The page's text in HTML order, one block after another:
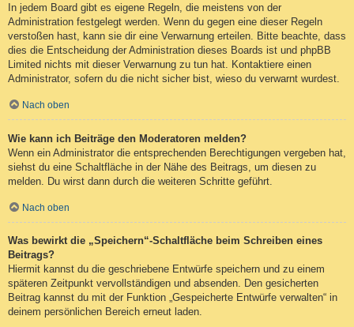
In jedem Board gibt es eigene Regeln, die meistens von der
Administration festgelegt werden. Wenn du gegen eine dieser Regeln
verstoßen hast, kann sie dir eine Verwarnung erteilen. Bitte beachte, dass
dies die Entscheidung der Administration dieses Boards ist und phpBB
Limited nichts mit dieser Verwarnung zu tun hat. Kontaktiere einen
Administrator, sofern du die nicht sicher bist, wieso du verwarnt wurdest.
Nach oben
Wie kann ich Beiträge den Moderatoren melden?
Wenn ein Administrator die entsprechenden Berechtigungen vergeben hat,
siehst du eine Schaltfläche in der Nähe des Beitrags, um diesen zu
melden. Du wirst dann durch die weiteren Schritte geführt.
Nach oben
Was bewirkt die „Speichern“-Schaltfläche beim Schreiben eines
Beitrags?
Hiermit kannst du die geschriebene Entwürfe speichern und zu einem
späteren Zeitpunkt vervollständigen und absenden. Den gesicherten
Beitrag kannst du mit der Funktion „Gespeicherte Entwürfe verwalten“ in
deinem persönlichen Bereich erneut laden.